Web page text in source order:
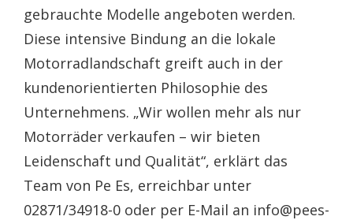
gebrauchte Modelle angeboten werden.
Diese intensive Bindung an die lokale
Motorradlandschaft greift auch in der
kundenorientierten Philosophie des
Unternehmens. „Wir wollen mehr als nur
Motorräder verkaufen – wir bieten
Leidenschaft und Qualität“, erklärt das
Team von Pe Es, erreichbar unter
02871/34918-0 oder per E-Mail an info@pees-